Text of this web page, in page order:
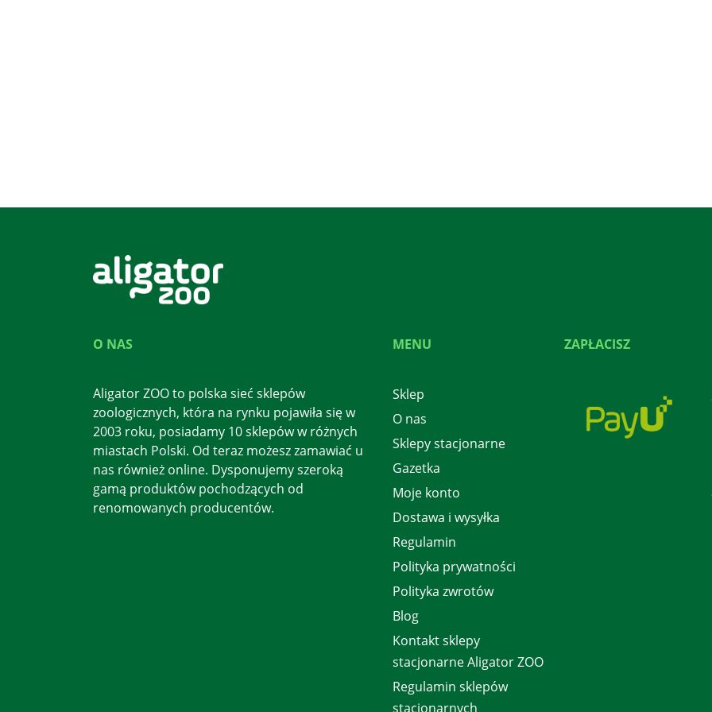
O NAS
Aligator ZOO to polska sieć sklepów
zoologicznych, która na rynku pojawiła się w
2003 roku, posiadamy 10 sklepów w różnych
miastach Polski. Od teraz możesz zamawiać u
nas również online. Dysponujemy szeroką
gamą produktów pochodzących od
renomowanych producentów.
MENU
Sklep
O nas
Sklepy stacjonarne
Gazetka
Moje konto
Dostawa i wysyłka
Regulamin
Polityka prywatności
Polityka zwrotów
Blog
Kontakt sklepy
stacjonarne Aligator ZOO
Regulamin sklepów
stacjonarnych
ZAPŁACISZ